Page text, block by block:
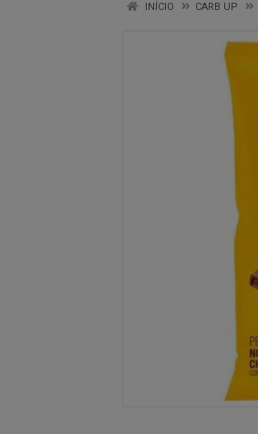
INÍCIO CARB UP